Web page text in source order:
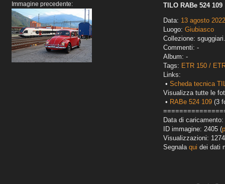
Immagine precedente:
TILO RABe 524 109
Data: 13 agosto 2022
Luogo: Giubiasco
Collezione:
Commenti: -
Album: -
Tags: ETR 150 /
Links:
• Scheda tecnica
Visualizza tutte le
• RABe 524 109 (3
Data di
ID immagine: 2405 (
Visualizzazioni: 1274
Segnala qui dei dati